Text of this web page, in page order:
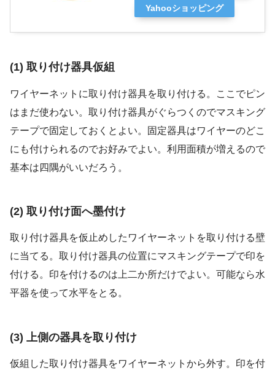
Yahooショッピング
(1) 取り付け器具仮組
ワイヤーネットに取り付け器具を取り付ける。ここでピン
はまだ使わない。取り付け器具がぐらつくのでマスキング
テープで固定しておくとよい。固定器具はワイヤーのどこ
にも付けられるのでお好みでよい。利用面積が増えるので
基本は四隅がいいだろう。
(2) 取り付け面へ墨付け
取り付け器具を仮止めしたワイヤーネットを取り付ける壁
に当てる。取り付け器具の位置にマスキングテープで印を
付ける。印を付けるのは上二か所だけでよい。可能なら水
平器を使って水平をとる。
(3) 上側の器具を取り付け
仮組した取り付け器具をワイヤーネットから外す。印を付